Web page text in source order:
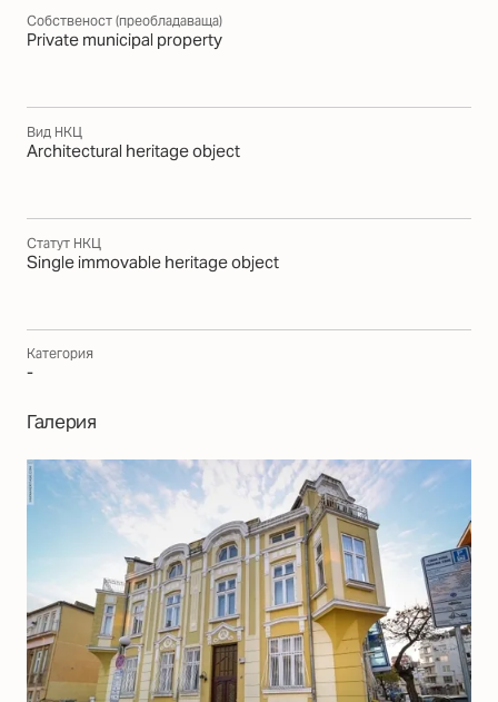
Собственост (преобладаваща)
Private municipal property
Вид НКЦ
Architectural heritage object
Статут НКЦ
Single immovable heritage object
Категория
-
Галерия